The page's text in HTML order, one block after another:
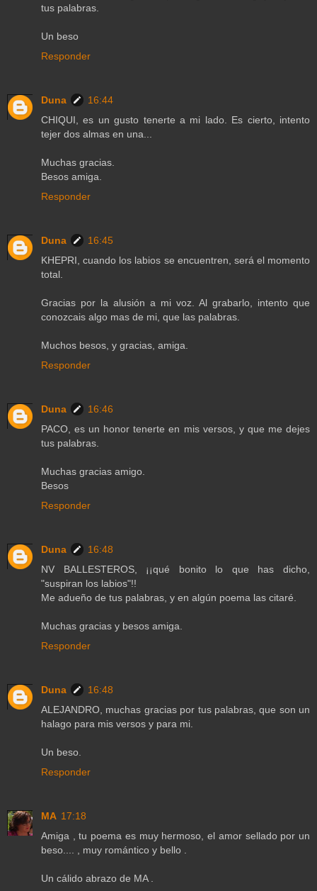
tus palabras.
Un beso
Responder
Duna
16:44
CHIQUI, es un gusto tenerte a mi lado. Es cierto, intento
tejer dos almas en una...
Muchas gracias.
Besos amiga.
Responder
Duna
16:45
KHEPRI, cuando los labios se encuentren, será el momento
total.
Gracias por la alusión a mi voz. Al grabarlo, intento que
conozcais algo mas de mi, que las palabras.
Muchos besos, y gracias, amiga.
Responder
Duna
16:46
PACO, es un honor tenerte en mis versos, y que me dejes
tus palabras.
Muchas gracias amigo.
Besos
Responder
Duna
16:48
NV BALLESTEROS, ¡¡qué bonito lo que has dicho,
"suspiran los labios"!!
Me adueño de tus palabras, y en algún poema las citaré.
Muchas gracias y besos amiga.
Responder
Duna
16:48
ALEJANDRO, muchas gracias por tus palabras, que son un
halago para mis versos y para mi.
Un beso.
Responder
MA 17:18
Amiga , tu poema es muy hermoso, el amor sellado por un
beso.... , muy romántico y bello .
Un cálido abrazo de MA .